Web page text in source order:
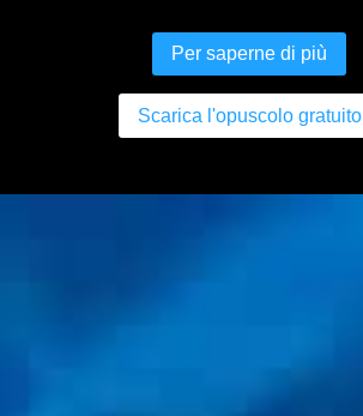
Per saperne di più
Scarica l'opuscolo gratuito